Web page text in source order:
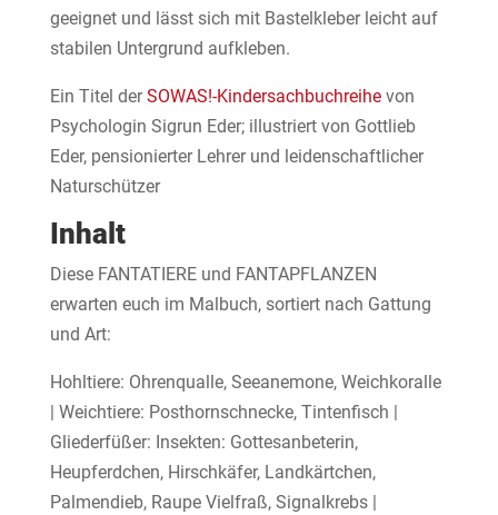
geeignet und lässt sich mit Bastelkleber leicht auf
stabilen Untergrund aufkleben.
Ein Titel derSOWAS!-Kindersachbuchreihevon
Psychologin Sigrun Eder; illustriert von Gottlieb
Eder, pensionierter Lehrer und leidenschaftlicher
Naturschützer
Inhalt
Diese FANTATIERE und FANTAPFLANZEN
erwarten euch im Malbuch, sortiert nach Gattung
und Art:
Hohltiere: Ohrenqualle, Seeanemone, Weichkoralle
| Weichtiere: Posthornschnecke, Tintenfisch |
Gliederfüßer: Insekten: Gottesanbeterin,
Heupferdchen, Hirschkäfer, Landkärtchen,
Palmendieb, Raupe Vielfraß, Signalkrebs |